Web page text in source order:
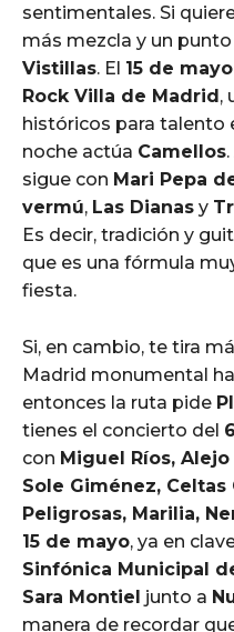
sentimentales. Si
más mezcla y un
Vistillas. El 15 de mayo
Rock Villa de Madrid,
históricos para talento
noche actúa Camellos
sigue con Mari Pepa
vermú, Las Dianas y
Es decir, tradición y
que es una fórmula
fiesta.
Si, en cambio, te tira
Madrid monumental
entonces la ruta pide
tienes el concierto del
con Miguel Ríos,
Sole Giménez,
Peligrosas, Marilia,
15 de mayo, ya en
Sinfónica Municipal
Sara Montiel junto a
manera de recordar